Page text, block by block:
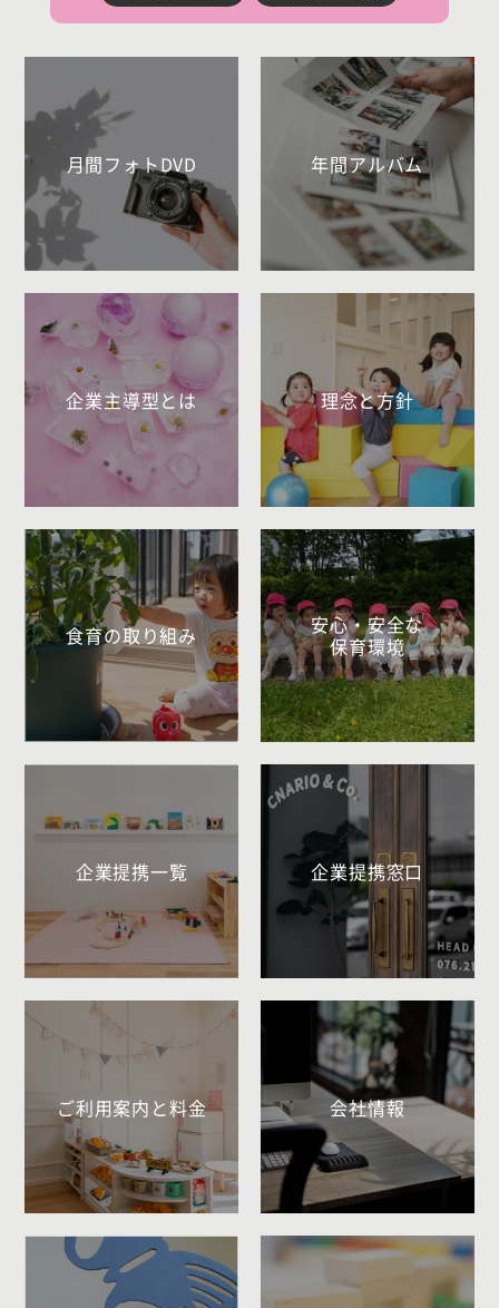
月間フォトDVD 年間アルバム
企業主導型とは 理念と方針
食育の取り組み
安心・安全な
保育環境
企業提携一覧 企業提携窓口
ご利用案内と料金 会社情報